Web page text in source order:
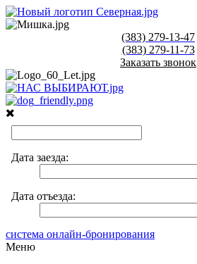
(383) 279-13-47
(383)279-11-73
Заказать звонок
система онлайн-бронирования
Меню